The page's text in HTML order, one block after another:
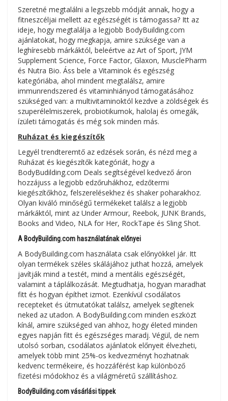
Szeretné megtalálni a legszebb módját annak, hogy a
fitneszcéljai mellett az egészségét is támogassa? Itt az
ideje, hogy megtalálja a legjobb BodyBuilding.com
ajánlatokat, hogy megkapja, amire szüksége van a
leghíresebb márkáktól, beleértve az Art of Sport, JYM
Supplement Science, Force Factor, Glaxon, MusclePharm
és Nutra Bio. Áss bele a Vitaminok és egészség
kategóriába, ahol mindent megtalálsz, amire
immunrendszered és vitaminhiányod támogatásához
szükséged van: a multivitaminoktól kezdve a zöldségek és
szuperélelmiszerek, probiotikumok, halolaj és omegák,
ízületi támogatás és még sok minden más.
Ruházat és kiegészítők
Legyél trendteremtő az edzések során, és nézd meg a
Ruházat és kiegészítők kategóriát, hogy a
BodyBudilding.com Deals segítségével kedvező áron
hozzájuss a legjobb edzőruhákhoz, edzőtermi
kiegészítőkhöz, felszerelésekhez és shaker poharakhoz.
Olyan kiváló minőségű termékeket találsz a legjobb
márkáktól, mint az Under Armour, Reebok, JUNK Brands,
Books and Video, NLA for Her, RockTape és Sling Shot.
A BodyBuilding.com használatának előnyei
A BodyBuilding.com használata csak előnyökkel jár. Itt
olyan termékek széles skálájához juthat hozzá, amelyek
javítják mind a testét, mind a mentális egészségét,
valamint a táplálkozását. Megtudhatja, hogyan maradhat
fitt és hogyan építhet izmot. Ezenkívül csodálatos
recepteket és útmutatókat találsz, amelyek segítenek
neked az utadon. A BodyBuilding.com minden eszközt
kínál, amire szükséged van ahhoz, hogy életed minden
egyes napján fitt és egészséges maradj. Végül, de nem
utolsó sorban, csodálatos ajánlatok előnyeit élvezheti,
amelyek több mint 25%-os kedvezményt hozhatnak
kedvenc termékeire, és hozzáférést kap különböző
fizetési módokhoz és a világméretű szállításhoz.
BodyBuilding.com vásárlási tippek